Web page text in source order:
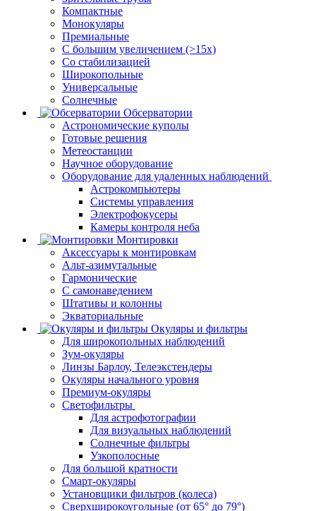
Компактные
Монокуляры
Премиальные
С большим увеличением (>15x)
Со стабилизацией
Широкопольные
Универсальные
Солнечные
Обсерватории
Астрономические куполы
Готовые решения
Метеостанции
Научное оборудование
Оборудование для удаленных наблюдений
Астрокомпьютеры
Системы управления
Электрофокусеры
Камеры контроля неба
Монтировки
Аксессуары к монтировкам
Альт-азимутальные
Гармонические
С самонаведением
Штативы и колонны
Экваториальные
Окуляры и фильтры
Для широкопольных наблюдений
Зум-окуляры
Линзы Барлоу, Телеэкстендеры
Окуляры начального уровня
Премиум-окуляры
Светофильтры
Для астрофотографии
Для визуальных наблюдений
Солнечные фильтры
Узкополосные
Для большой кратности
Смарт-окуляры
Установщики фильтров (колеса)
Сверхширокоугольные (от 65° до 79°)